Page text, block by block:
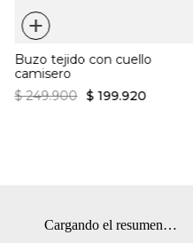
Caída suelta
Temperatura máxima 40 ºC.
BLANQUEADO: No usar
planchar. OTROS: No retorcer
+
Buzo tejido con cuello
camisero
$ 249.900 $ 199.920
Cargando el resumen…